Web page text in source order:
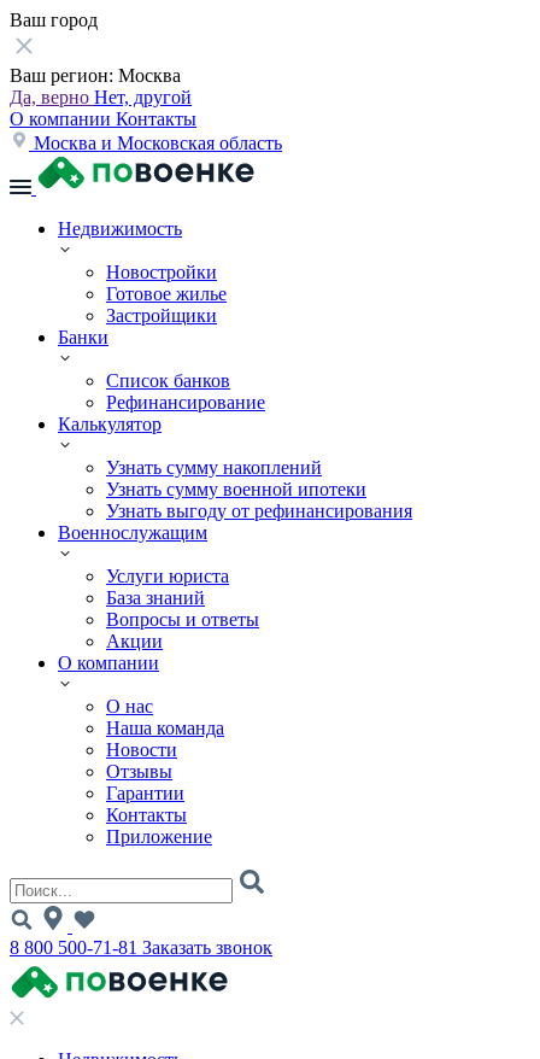
Ваш город
Ваш регион: Москва
Да, верно Нет, другой
О компании Контакты
Москва и Московская область
Недвижимость
Новостройки
Готовое жилье
Застройщики
Банки
Список банков
Рефинансирование
Калькулятор
Узнать сумму накоплений
Узнать сумму военной ипотеки
Узнать выгоду от рефинансирования
Военнослужащим
Услуги юриста
База знаний
Вопросы и ответы
Акции
О компании
О нас
Наша команда
Новости
Отзывы
Гарантии
Контакты
Приложение
8 800 500-71-81 Заказать звонок